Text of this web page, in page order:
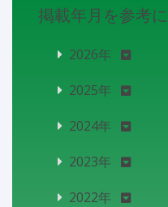
掲載年月を参考
2026年
2025年
2024年
2023年
2022年